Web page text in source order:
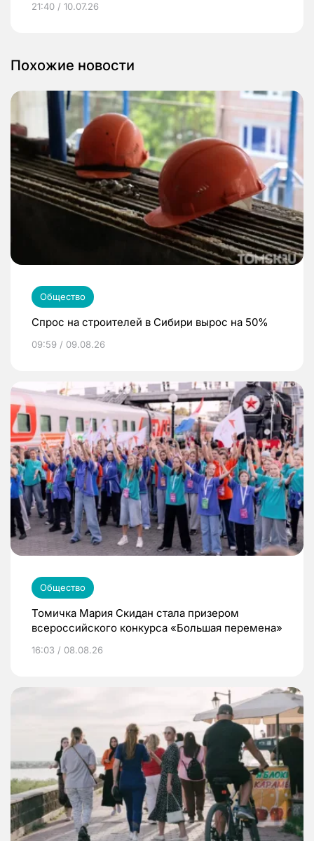
21:40 / 10.07.26
Похожие новости
Общество
Спрос на строителей в Сибири вырос на 50%
09:59 / 09.08.26
Общество
Томичка Мария Скидан стала призером
всероссийского конкурса «Большая перемена»
16:03 / 08.08.26